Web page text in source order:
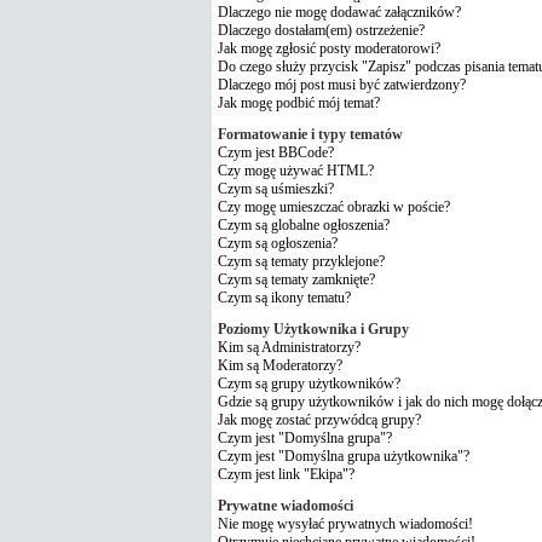
Dlaczego nie mogę dodawać załączników?
Dlaczego dostałam(em) ostrzeżenie?
Jak mogę zgłosić posty moderatorowi?
Do czego służy przycisk "Zapisz" podczas pisania
Dlaczego mój post musi być zatwierdzony?
Jak mogę podbić mój temat?
Formatowanie i typy tematów
Czym jest BBCode?
Czy mogę używać HTML?
Czym są uśmieszki?
Czy mogę umieszczać obrazki w poście?
Czym są globalne ogłoszenia?
Czym są ogłoszenia?
Czym są tematy przyklejone?
Czym są tematy zamknięte?
Czym są ikony tematu?
Poziomy Użytkownika i Grupy
Kim są Administratorzy?
Kim są Moderatorzy?
Czym są grupy użytkowników?
Gdzie są grupy użytkowników i jak do nich mogę
Jak mogę zostać przywódcą grupy?
Czym jest "Domyślna grupa"?
Czym jest "Domyślna grupa użytkownika"?
Czym jest link "Ekipa"?
Prywatne wiadomości
Nie mogę wysyłać prywatnych wiadomości!